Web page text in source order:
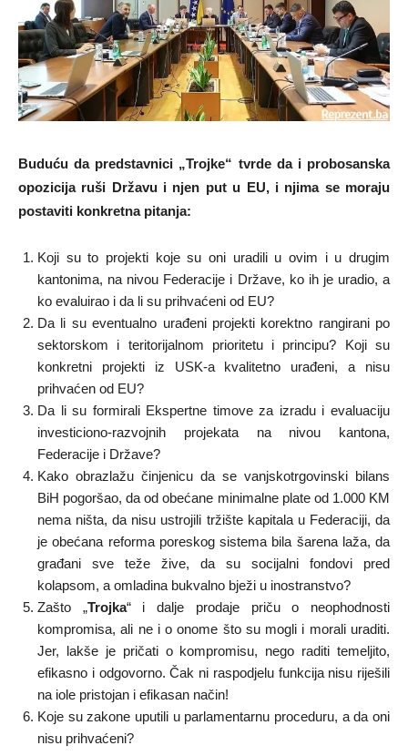
Buduću da predstavnici „Trojke“ tvrde da i probosanska
opozicija ruši Državu i njen put u EU, i njima se moraju
postaviti konkretna pitanja:
Koji su to projekti koje su oni uradili u ovim i u drugim
kantonima, na nivou Federacije i Države, ko ih je uradio, a
ko evaluirao i da li su prihvaćeni od EU?
Da li su eventualno urađeni projekti korektno rangirani po
sektorskom i teritorijalnom prioritetu i principu? Koji su
konkretni projekti iz USK-a kvalitetno urađeni, a nisu
prihvaćen od EU?
Da li su formirali Ekspertne timove za izradu i evaluaciju
investiciono-razvojnih projekata na nivou kantona,
Federacije i Države?
Kako obrazlažu činjenicu da se vanjskotrgovinski bilans
BiH pogoršao, da od obećane minimalne plate od 1.000 KM
nema ništa, da nisu ustrojili tržište kapitala u Federaciji, da
je obećana reforma poreskog sistema bila šarena laža, da
građani sve teže žive, da su socijalni fondovi pred
kolapsom, a omladina bukvalno bježi u inostranstvo?
Zašto „Trojka“ i dalje prodaje priču o neophodnosti
kompromisa, ali ne i o onome što su mogli i morali uraditi.
Jer, lakše je pričati o kompromisu, nego raditi temeljito,
efikasno i odgovorno. Čak ni raspodjelu funkcija nisu riješili
na iole pristojan i efikasan način!
Koje su zakone uputili u parlamentarnu proceduru, a da oni
nisu prihvaćeni?